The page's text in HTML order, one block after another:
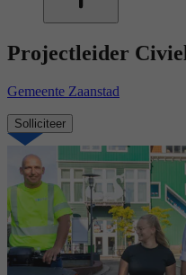
Projectleider
Gemeente Zaanstad
Solliciteer